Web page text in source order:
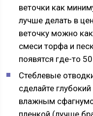
веточки как
лучше делать в
веточку можно
смеси торфа и
появятся где-то
Стеблевые
сделайте
влажным
пленкой (лучше